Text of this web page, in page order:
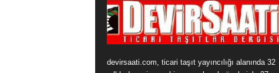
devirsaati.com, ticari taşıt yayıncılığı alanında 32